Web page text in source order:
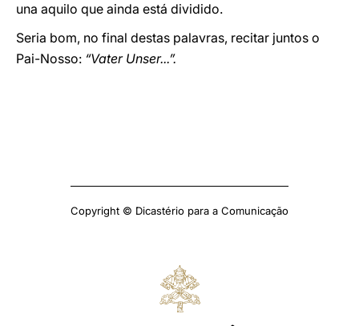
una aquilo que ainda está dividido.
Seria bom, no final destas palavras, recitar juntos o
Pai-Nosso: “Vater Unser...”.
Copyright © Dicastério para a Comunicação